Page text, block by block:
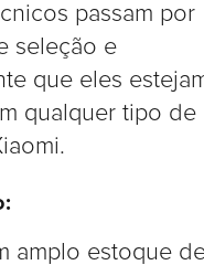
passam por
seleção e
que eles
qualquer tipo de
amplo estoque